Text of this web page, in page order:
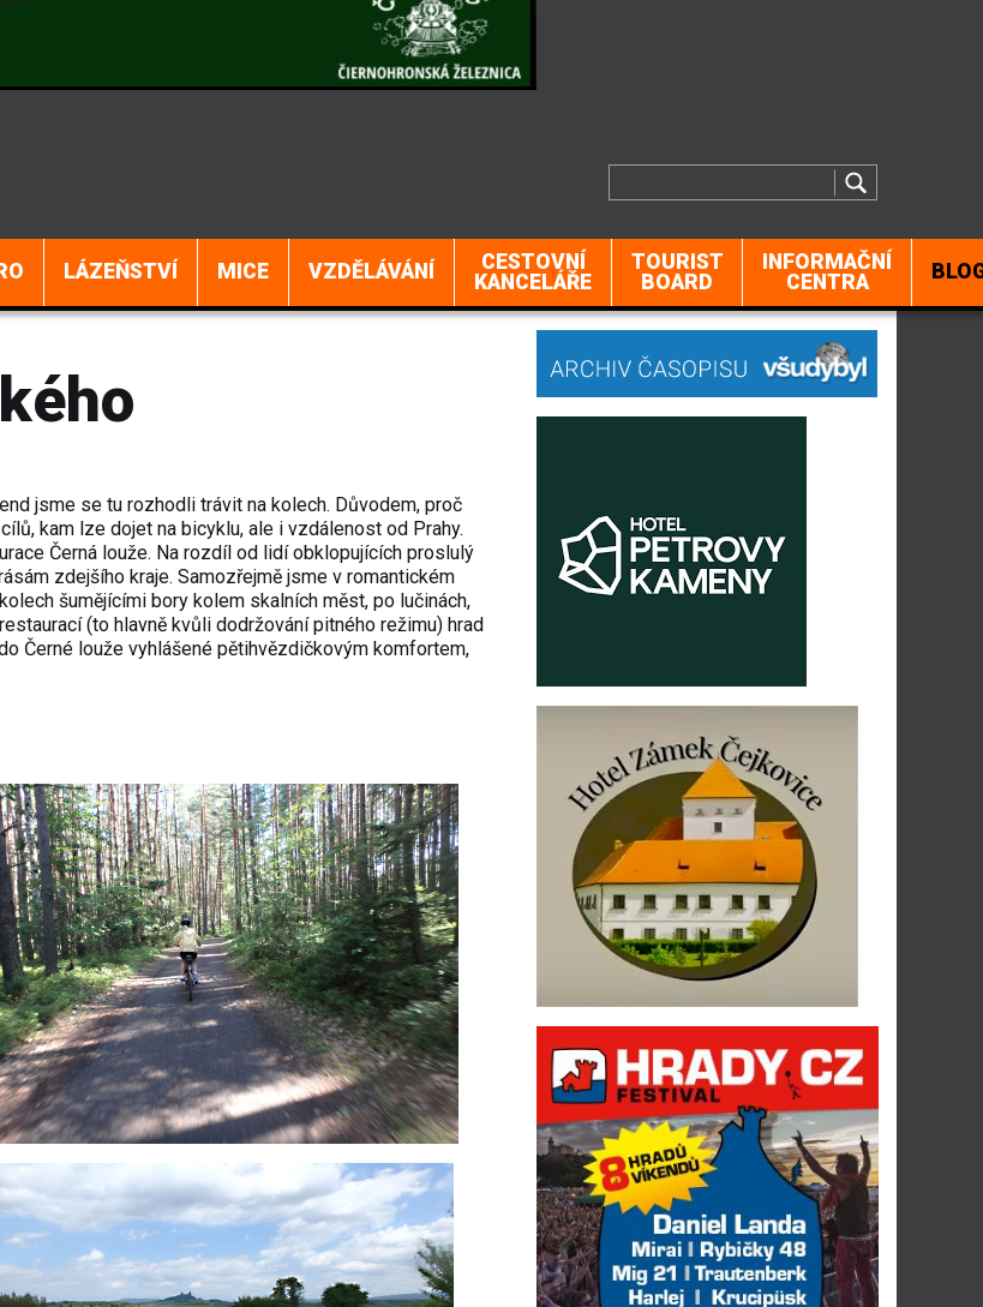
LÁZEŇSTVÍ MICE VZDĚLÁVÁNÍ
CESTOVNÍ
KANCELÁŘE
TOURIST
BOARD
INFORMAČNÍ
CENTRA
jsme se tu rozhodli trávit na kolech. Důvodem, proč
kam lze dojet na bicyklu, ale i vzdálenost od Prahy.
Černá louže. Na rozdíl od lidí obklopujících proslulý
zdejšího kraje. Samozřejmě jsme v romantickém
šumějícími bory kolem skalních měst, po lučinách,
(to hlavně kvůli dodržování pitného režimu) hrad
Černé louže vyhlášené pětihvězdičkovým komfortem,